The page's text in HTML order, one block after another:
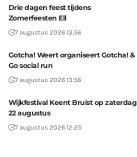
Drie dagen feest tijdens
Zomerfeesten Ell
7 augustus 2026 13:56
Gotcha! Weert organiseert Gotcha! &
Go social run
7 augustus 2026 13:56
Wijkfestival Keent Bruist op zaterdag
22 augustus
7 augustus 2026 12:25